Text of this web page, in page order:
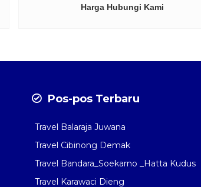
Harga Hubungi Kami
Pos-pos Terbaru
Travel Balaraja Juwana
Travel Cibinong Demak
Travel Bandara_Soekarno _Hatta Kudus
Travel Karawaci Dieng